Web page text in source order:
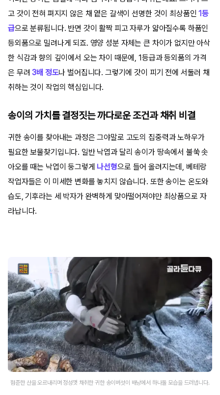
고 갓이 전혀 펴지지 않은 채 옅은 갈색이 선명한 것이 최상품인1등
급으로 분류됩니다. 반면 갓이 활짝 피고 자루가 얇아질수록 하품인
등외품으로 밀려나게 되죠. 영양 성분 자체는 큰 차이가 없지만 아삭
한 식감과 향의 깊이에서 오는 차이 때문에, 1등급과 등외품의 가격
은 무려3배 정도나 벌어집니다. 그렇기에 갓이 피기 전에 서둘러 채
취하는 것이 작업의 핵심입니다.
송이의 가치를 결정짓는 까다로운 조건과 채취 비결
귀한 송이를 찾아내는 과정은 그야말로 고도의 집중력과 노하우가
필요한 보물찾기입니다. 일반 낙엽과 달리 송이가 땅속에서 불쑥 솟
아오를 때는 낙엽이 둥그렇게 나선형으로 들어 올려지는데, 베테랑
작업자들은 이 미세한 변화를 놓치지 않습니다. 또한 송이는 온도와
습도, 기후라는 세 박자가 완벽하게 맞아떨어져야만 최상품으로 자
라납니다.
험준한 산을 오르내리며 정성껏 채취한 귀한 송이버섯이 배낭에서 하나둘 모습을 드러냅니다.